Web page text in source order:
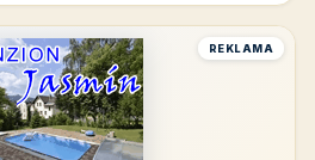
REKLAMA